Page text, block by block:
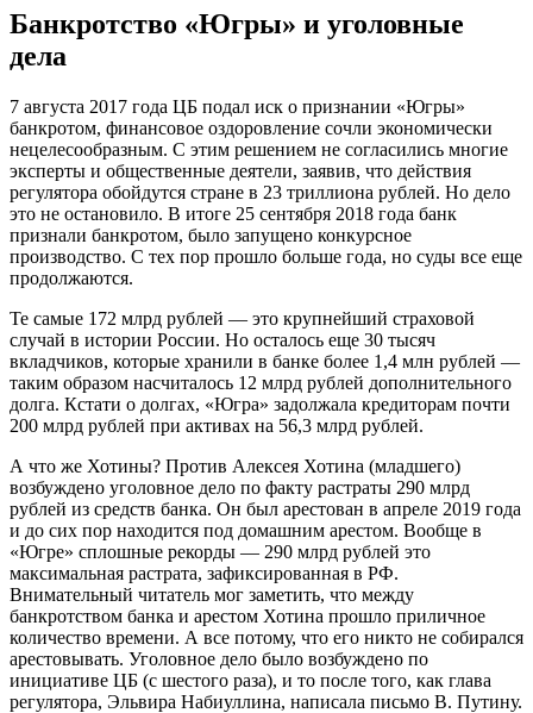
Банкротство «Югры» и уголовные
дела
7 августа 2017 года ЦБ подал иск о признании «Югры»
банкротом, финансовое оздоровление сочли экономически
нецелесообразным. С этим решением не согласились многие
эксперты и общественные деятели, заявив, что действия
регулятора обойдутся стране в 23 триллиона рублей. Но дело
это не остановило. В итоге 25 сентября 2018 года банк
признали банкротом, было запущено конкурсное
производство. С тех пор прошло больше года, но суды все еще
продолжаются.
Те самые 172 млрд рублей — это крупнейший страховой
случай в истории России. Но осталось еще 30 тысяч
вкладчиков, которые хранили в банке более 1,4 млн рублей —
таким образом насчиталось 12 млрд рублей дополнительного
долга. Кстати о долгах, «Югра» задолжала кредиторам почти
200 млрд рублей при активах на 56,3 млрд рублей.
А что же Хотины? Против Алексея Хотина (младшего)
возбуждено уголовное дело по факту растраты 290 млрд
рублей из средств банка. Он был арестован в апреле 2019 года
и до сих пор находится под домашним арестом. Вообще в
«Югре» сплошные рекорды — 290 млрд рублей это
максимальная растрата, зафиксированная в РФ.
Внимательный читатель мог заметить, что между
банкротством банка и арестом Хотина прошло приличное
количество времени. А все потому, что его никто не собирался
арестовывать. Уголовное дело было возбуждено по
инициативе ЦБ (с шестого раза), и то после того, как глава
регулятора, Эльвира Набиуллина, написала письмо В. Путину.